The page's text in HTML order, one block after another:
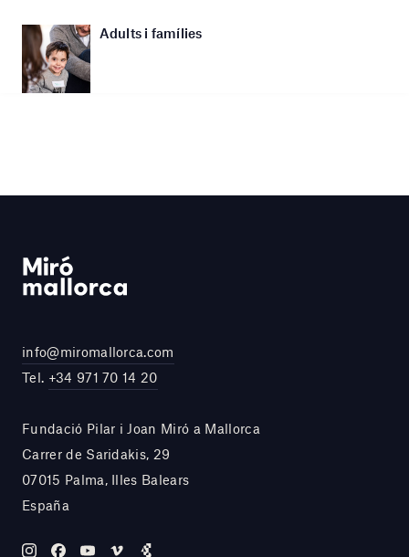
Adults i famílies
info@miromallorca.com
Tel. +34 971 70 14 20
Fundació Pilar i Joan Miró a Mallorca
Carrer de Saridakis, 29
07015 Palma, Illes Balears
España